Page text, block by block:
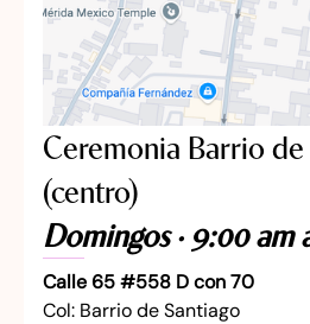
Ceremonia Barrio de
(centro)
Domingos · 9:00 am
Calle 65 #558 D con 70
Col: Barrio de Santiago